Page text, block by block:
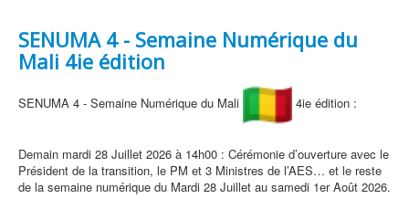
SENUMA 4 - Semaine Numérique du
Mali 4ie édition
SENUMA 4 - Semaine Numérique du Mali 4ie édition :
Demain mardi 28 Juillet 2026 à 14h00 : Cérémonie d’ouverture avec le
Président de la transition, le PM et 3 Ministres de l’AES… et le reste
de la semaine numérique du Mardi 28 Juillet au samedi 1er Août 2026.